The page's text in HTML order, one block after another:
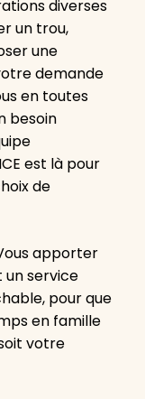
diverses
un trou,
une
demande
en toutes
besoin
est là pour
de
apporter
un service
pour que
en famille
votre